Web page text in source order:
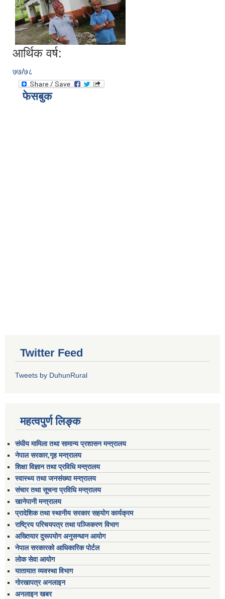
आर्थिक वर्ष:
७७/७८
फेसबुक
Twitter Feed
Tweets by DuhunRural
महत्वपुर्ण लिङ्क
संघीय मामिला तथा सामान्य प्रशासन मन्त्रालय
नेपाल सरकार,गृह मन्त्रालय
शिक्षा विज्ञान तथा प्रविधि मन्त्रालय
स्वास्थ्य तथा जनसंख्या मन्त्रालय
संचार तथा सूचना प्रविधि मन्त्रालय
खानेपानी मन्त्रालय
प्रादेशिक तथा स्थानीय सरकार सहयोग कार्यक्रम
राष्ट्रिय परिचयपत्र तथा पञ्जिकरण विभाग
अख्तियार दुरूपयोग अनुसन्धान आयोग
नेपाल सरकारको आधिकारिक पोर्टल
लोक सेवा आयोग
यातायात व्यवस्था विभाग
गोरखापत्र अनलाइन
अनलाइन खबर